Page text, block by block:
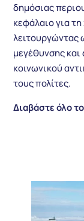
δημόσιας
κεφάλαιο για
λειτουργώντας
μεγέθυνσης
κοινωνικού
τους πολίτες.
Διαβάστε όλο